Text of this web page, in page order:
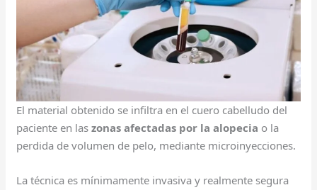
El material obtenido se infiltra en el cuero cabelludo del
paciente en laszonas afectadas por la alopecia o la
perdida de volumen de pelo, mediante microinyecciones.
La técnica es mínimamente invasiva y realmente segura